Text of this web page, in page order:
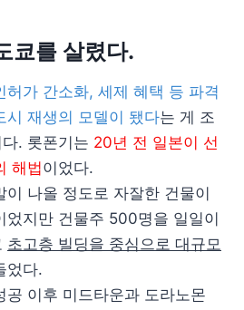
쿄를 살렸다.
허가 간소화, 세제 혜택 등 파격
시 재생의 모델이 됐다는 게 조
. 롯폰기는 20년 전 일본이 선
해법이었다.
이 나올 정도로 자잘한 건물이
었지만 건물주 500명을 일일이
초고층 빌딩을 중심으로 대규모
었다.
공 이후 미드타운과 도라노몬